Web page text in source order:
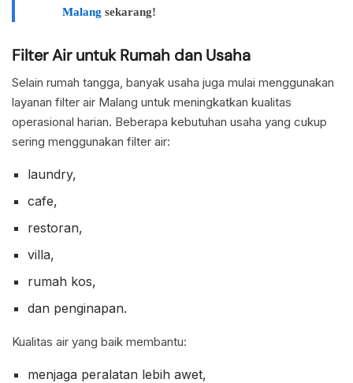
Malang sekarang!
Filter Air untuk Rumah dan Usaha
Selain rumah tangga, banyak usaha juga mulai menggunakan
layanan filter air Malang untuk meningkatkan kualitas
operasional harian. Beberapa kebutuhan usaha yang cukup
sering menggunakan filter air:
laundry,
cafe,
restoran,
villa,
rumah kos,
dan penginapan.
Kualitas air yang baik membantu:
menjaga peralatan lebih awet,